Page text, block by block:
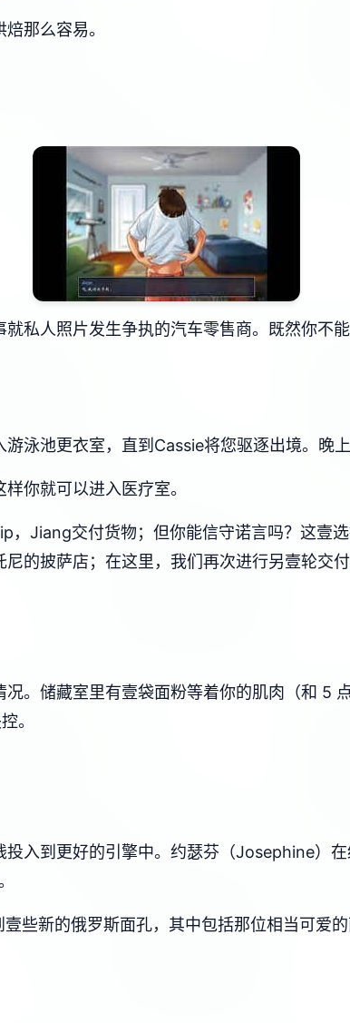
那么容易。
私人照片发生争执的汽车零售商。既然你不
泳池更衣室，直到Cassie将您驱逐出境。晚
你就可以进入医疗室。
Jiang交付货物；但你能信守诺言吗？这壹
的披萨店；在这里，我们再次进行另壹轮交付
。储藏室里有壹袋面粉等着你的肌肉（和 5
。
入到更好的引擎中。约瑟芬（Josephine）
些新的俄罗斯面孔，其中包括那位相当可爱